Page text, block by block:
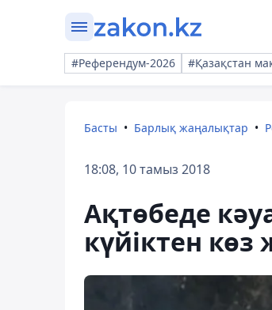
#Референдум-2026 #Қазақстан
Басты Барлық жаңалықтар
18:08, 10 тамыз 2018
Ақтөбеде
күйіктен